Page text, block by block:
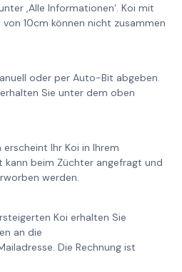
‚Alle Informationen‘. Koi mit
10cm können nicht zusammen
oder per Auto-Bit abgeben.
Sie unter dem oben
Ihr Koi in Ihrem
kann beim Züchter angefragt und
werden.
Koi erhalten Sie
an die
Die Rechnung ist